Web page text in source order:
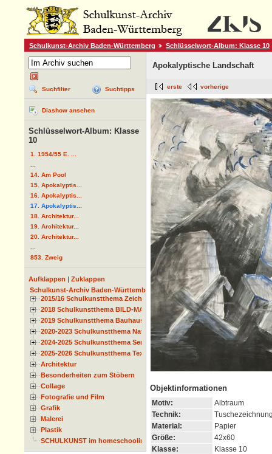
Schulkunst-Archiv Baden-Württemberg Schlüsselwort-Album: Klasse 10
Suchfilter Suchtipps
Diashow ansehen
Schlüsselwort-Album: Klasse
10
1. 1954/55 E. ...
14. Am Pool
15. Apokalyptis...
16. Apokalyptis...
17. Apokalyptis...
18. Architektur...
19. Architektur...
20. Architektur...
853. Zweig
Aufklappen | Zuklappen
Schulkunst-Archiv Baden-Württemberg
2015/16 Schulkunstthema Zeichnen
2018 Schulkunstthema BILD-MATERIAL-OBJEKT
2019 Schulkunstthema Bauhaus
2020-2023 Schulkunstthema Natur und Zeit
2024-2025 Schulkunstthema Serie
2025-2026 Schulkunstthema Textil
Architektur
Besonderheiten zum Stöbern
Collage
Fotografie und Film
Grafik
Malerei
Plastik
SCHULKUNST im homeschooling
Apokalyptische Landschaft
erste vorherige
Objektinformationen
Motiv:
Albtraum
Technik:
Material:
Papier
Größe:
42x60
Klasse:
Klasse 10